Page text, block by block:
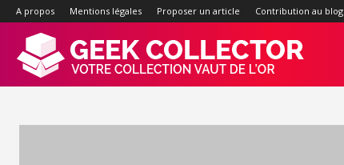
A propos Mentions légales Proposer un article Contribution au blog